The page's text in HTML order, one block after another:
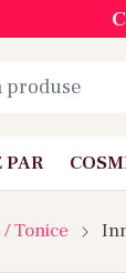
PAR
Tonice